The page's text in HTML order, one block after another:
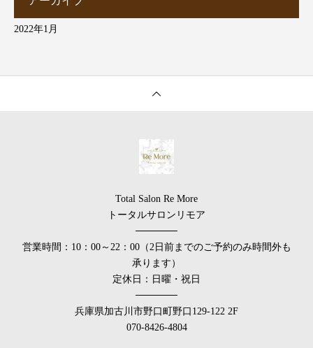
2022年1月
Total Salon Re More
トータルサロンリモア
──────
営業時間：10：00～22：00（2日前までのご予約のみ時間外も
承ります）
定休日：日曜・祝日
──────
兵庫県加古川市野口町野口129-122 2F
070-8426-4804